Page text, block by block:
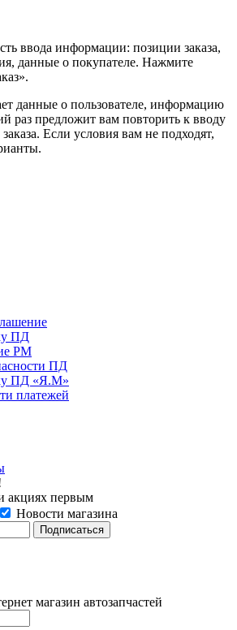
ввода информации: позиции заказа,
данные о покупателе. Нажмите
данные о пользователе, информацию
раз предложит вам повторить к вводу
Если условия вам не подходят,
ПД
РМ
ПД
ПД «Я.М»
платежей
акциях первым
Новости магазина
магазин автозапчастей